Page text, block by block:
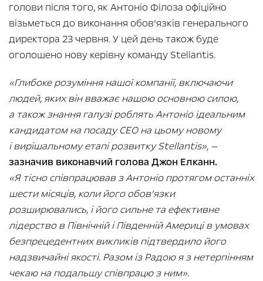
голови після того, як Антоніо Філоза офіційно
візьметься до виконання обов’язків генерального
директора 23 червня. У цей день також буде
оголошено нову керівну команду Stellantis.
«Глибоке розуміння нашої компанії, включаючи
людей, яких він вважає нашою основною силою,
а також знання галузі роблять Антоніо ідеальним
кандидатом на посаду CEO на цьому новому
і вирішальному етапі розвитку Stellantis», —
зазначив виконавчий голова Джон Елканн.
«Я тісно співпрацював з Антоніо протягом останніх
шести місяців, коли його обов’язки
розширювались, і його сильне та ефективне
лідерство в Північній і Південній Америці в умовах
безпрецедентних викликів підтвердило його
надзвичайні якості. Разом із Радою я з нетерпінням
чекаю на подальшу співпрацю з ним».